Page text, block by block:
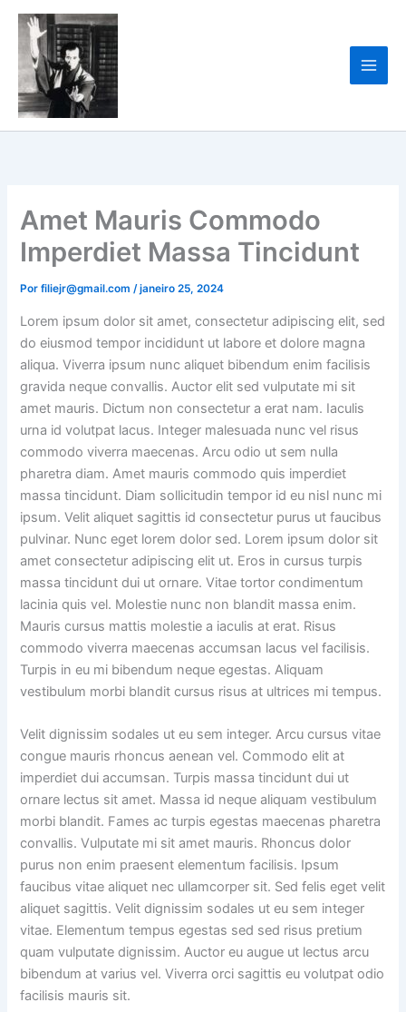
para
conteúdo
Amet Mauris Commodo
Imperdiet Massa Tincidunt
Porfiliejr@gmail.com/janeiro 25, 2024
Lorem ipsum dolor sit amet, consectetur adipiscing elit, sed
do eiusmod tempor incididunt ut labore et dolore magna
aliqua. Viverra ipsum nunc aliquet bibendum enim facilisis
gravida neque convallis. Auctor elit sed vulputate mi sit
amet mauris. Dictum non consectetur a erat nam. Iaculis
urna id volutpat lacus. Integer malesuada nunc vel risus
commodo viverra maecenas. Arcu odio ut sem nulla
pharetra diam. Amet mauris commodo quis imperdiet
massa tincidunt. Diam sollicitudin tempor id eu nisl nunc mi
ipsum. Velit aliquet sagittis id consectetur purus ut faucibus
pulvinar. Nunc eget lorem dolor sed. Lorem ipsum dolor sit
amet consectetur adipiscing elit ut. Eros in cursus turpis
massa tincidunt dui ut ornare. Vitae tortor condimentum
lacinia quis vel. Molestie nunc non blandit massa enim.
Mauris cursus mattis molestie a iaculis at erat. Risus
commodo viverra maecenas accumsan lacus vel facilisis.
Turpis in eu mi bibendum neque egestas. Aliquam
vestibulum morbi blandit cursus risus at ultrices mi tempus.
Velit dignissim sodales ut eu sem integer. Arcu cursus vitae
congue mauris rhoncus aenean vel. Commodo elit at
imperdiet dui accumsan. Turpis massa tincidunt dui ut
ornare lectus sit amet. Massa id neque aliquam vestibulum
morbi blandit. Fames ac turpis egestas maecenas pharetra
convallis. Vulputate mi sit amet mauris. Rhoncus dolor
purus non enim praesent elementum facilisis. Ipsum
faucibus vitae aliquet nec ullamcorper sit. Sed felis eget velit
aliquet sagittis. Velit dignissim sodales ut eu sem integer
vitae. Elementum tempus egestas sed sed risus pretium
quam vulputate dignissim. Auctor eu augue ut lectus arcu
bibendum at varius vel. Viverra orci sagittis eu volutpat odio
facilisis mauris sit.